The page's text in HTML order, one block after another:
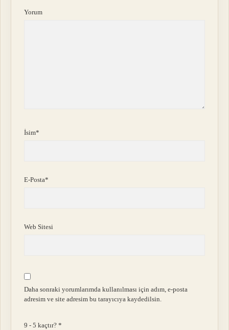
Yorum
İsim*
E-Posta*
Web Sitesi
Daha sonraki yorumlarımda kullanılması için adım, e-posta
adresim ve site adresim bu tarayıcıya kaydedilsin.
9 - 5 kaçtır?*